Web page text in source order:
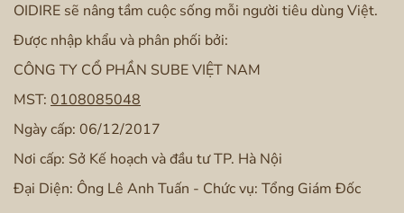
OIDIRE sẽ nâng tầm cuộc sống mỗi người tiêu dùng Việt.
Được nhập khẩu và phân phối bởi:
CÔNG TY CỔ PHẦN SUBE VIỆT NAM
MST: 0108085048
Ngày cấp: 06/12/2017
Nơi cấp: Sở Kế hoạch và đầu tư TP. Hà Nội
Đại Diện: Ông Lê Anh Tuấn - Chức vụ: Tổng Giám Đốc